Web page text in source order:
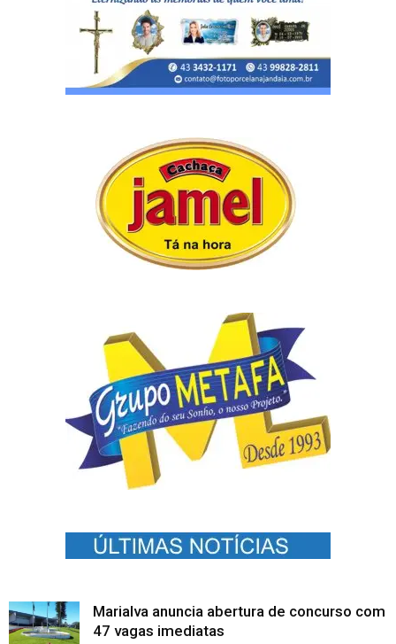
Marialva anuncia abertura de concurso com
47 vagas imediatas